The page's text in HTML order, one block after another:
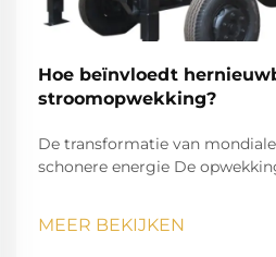
Hoe beïnvloedt
stroomopwekking?
De transformatie van
schonere energie De
elektriciteit opwekken en
MEER BEKIJKEN